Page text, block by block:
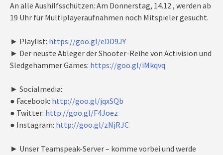
An alle Aushilfsschützen: Am Donnerstag, 14.12., werden ab
19 Uhr für Multiplayeraufnahmen noch Mitspieler gesucht.
► Playlist: https://goo.gl/eDD9JY
► Der neuste Ableger der Shooter-Reihe von Activision und
Sledgehammer Games: https://goo.gl/iMkqvq
► Socialmedia:
● Facebook: http://goo.gl/jqxSQb
● Twitter: http://goo.gl/F4Joez
● Instagram: http://goo.gl/zNjRJC
► Unser Teamspeak-Server – komme vorbei und werde